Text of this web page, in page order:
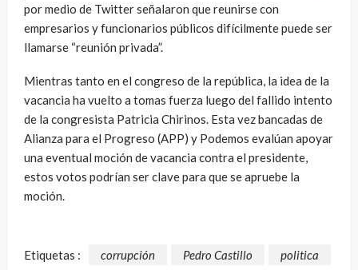
por medio de Twitter señalaron que reunirse con
empresarios y funcionarios públicos difícilmente puede ser
llamarse “reunión privada”.
Mientras tanto en el congreso de la república, la idea de la
vacancia ha vuelto a tomas fuerza luego del fallido intento
de la congresista Patricia Chirinos. Esta vez bancadas de
Alianza para el Progreso (APP) y Podemos evalúan apoyar
una eventual moción de vacancia contra el presidente,
estos votos podrían ser clave para que se apruebe la
moción.
Etiquetas : corrupción Pedro Castillo politica